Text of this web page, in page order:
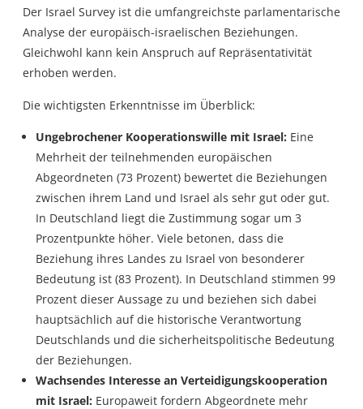
Der Israel Survey ist die umfangreichste parlamentarische
Analyse der europäisch-israelischen Beziehungen.
Gleichwohl kann kein Anspruch auf Repräsentativität
erhoben werden.
Die wichtigsten Erkenntnisse im Überblick:
Ungebrochener Kooperationswille mit Israel: Eine
Mehrheit der teilnehmenden europäischen
Abgeordneten (73 Prozent) bewertet die Beziehungen
zwischen ihrem Land und Israel als sehr gut oder gut.
In Deutschland liegt die Zustimmung sogar um 3
Prozentpunkte höher. Viele betonen, dass die
Beziehung ihres Landes zu Israel von besonderer
Bedeutung ist (83 Prozent). In Deutschland stimmen 99
Prozent dieser Aussage zu und beziehen sich dabei
hauptsächlich auf die historische Verantwortung
Deutschlands und die sicherheitspolitische Bedeutung
der Beziehungen.
Wachsendes Interesse an Verteidigungskooperation
mit Israel: Europaweit fordern Abgeordnete mehr